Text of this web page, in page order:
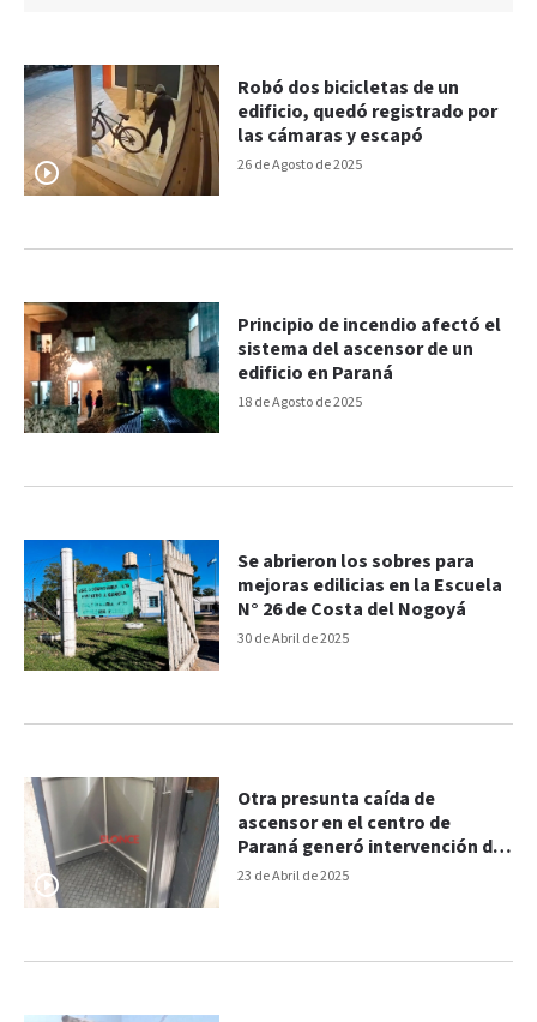
26 de Agosto de 2025
Robó dos bicicletas de un
edificio, quedó registrado por
las cámaras y escapó
18 de Agosto de 2025
Principio de incendio afectó el
sistema del ascensor de un
edificio en Paraná
30 de Abril de 2025
Se abrieron los sobres para
mejoras edilicias en la Escuela
N° 26 de Costa del Nogoyá
23 de Abril de 2025
Otra presunta caída de
ascensor en el centro de
Paraná generó intervención de
Bomberos